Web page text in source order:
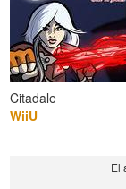
Citadale
WiiU